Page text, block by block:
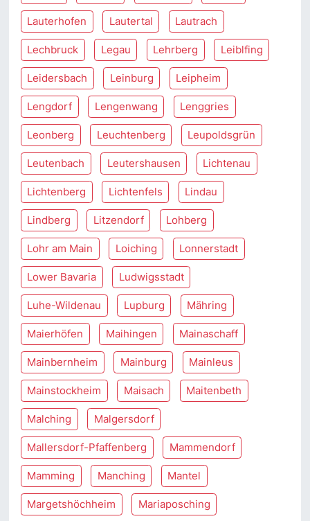
Lauterhofen Lautertal Lautrach
Lechbruck Legau Lehrberg Leiblfing
Leidersbach Leinburg Leipheim
Lengdorf Lengenwang Lenggries
Leonberg Leuchtenberg Leupoldsgrün
Leutenbach Leutershausen Lichtenau
Lichtenberg Lichtenfels Lindau
Lindberg Litzendorf Lohberg
Lohr am Main Loiching Lonnerstadt
Lower Bavaria Ludwigsstadt
Luhe-Wildenau Lupburg Mähring
Maierhöfen Maihingen Mainaschaff
Mainbernheim Mainburg Mainleus
Mainstockheim Maisach Maitenbeth
Malching Malgersdorf
Mallersdorf-Pfaffenberg Mammendorf
Mamming Manching Mantel
Margetshöchheim Mariaposching